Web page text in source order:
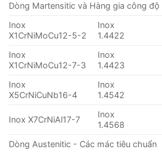
Dòng Martensitic và Hàng gia công
Inox
X1CrNiMoCu12-5-2
Inox
1.4422
Inox
X1CrNiMoCu12-7-3
Inox
1.4423
Inox
X5CrNiCuNb16-4
Inox
1.4542
Inox X7CrNiAl17-7
Inox
1.4568
Dòng Austenitic - Các mác tiêu chuẩn